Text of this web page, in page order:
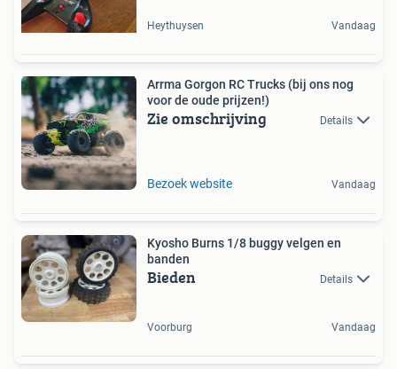
Heythuysen Vandaag
Arrma Gorgon RC Trucks (bij ons nog
voor de oude prijzen!)
Zie omschrijving Details
Bezoek website Vandaag
Kyosho Burns 1/8 buggy velgen en
banden
Bieden Details
Voorburg Vandaag